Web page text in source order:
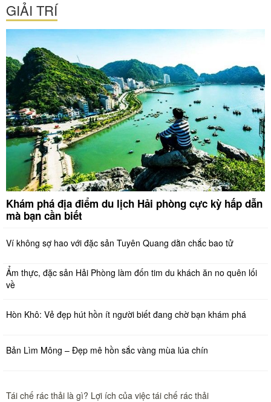
GIẢI TRÍ
Khám phá địa điểm du lịch Hải phòng cực kỳ hấp dẫn
mà bạn cần biết
Ví không sợ hao với đặc sản Tuyên Quang dằn chắc bao tử
Ẩm thực, đặc sản Hải Phòng làm đốn tim du khách ăn no quên lối
về
Hòn Khô: Vẻ đẹp hút hồn ít người biết đang chờ bạn khám phá
Bản Lìm Mông – Đẹp mê hồn sắc vàng mùa lúa chín
Tái chế rác thải là gì? Lợi ích của việc tái chế rác thải